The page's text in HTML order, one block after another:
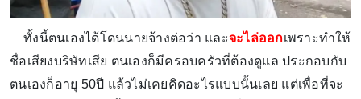
ทั้งนี้ตนเองได้โดนนายจ้างต่อว่า และจะไล่ออกเพราะทำให้
ชื่อเสียงบริษัทเสีย ตนเองก็มีครอบครัวที่ต้องดูแล ประกอบกับ
ตนเองก็อายุ 50ปี แล้วไม่เคยคิดอะไรแบบนั้นเลย แต่เพื่อที่จะ